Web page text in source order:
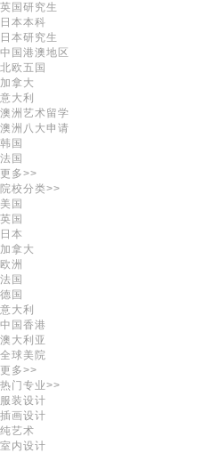
英国研究生
日本本科
日本研究生
中国港澳地区
北欧五国
加拿大
意大利
澳洲艺术留学
澳洲八大申请
韩国
法国
更多>>
院校分类>>
美国
英国
日本
加拿大
欧洲
法国
德国
意大利
中国香港
澳大利亚
全球美院
更多>>
热门专业>>
服装设计
插画设计
纯艺术
室内设计